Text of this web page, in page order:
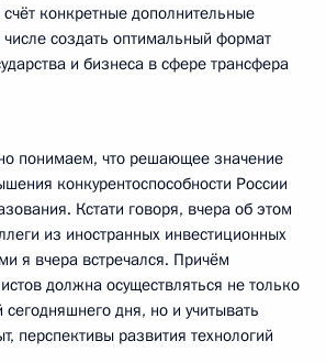
счёт конкретные дополнительные
создать оптимальный формат
и бизнеса в сфере трансфера
понимаем, что решающее значение
конкурентоспособности России
Кстати говоря, вчера об этом
из иностранных инвестиционных
я вчера встречался. Причём
должна осуществляться не только
сегодняшнего дня, но и учитывать
перспективы развития технологий